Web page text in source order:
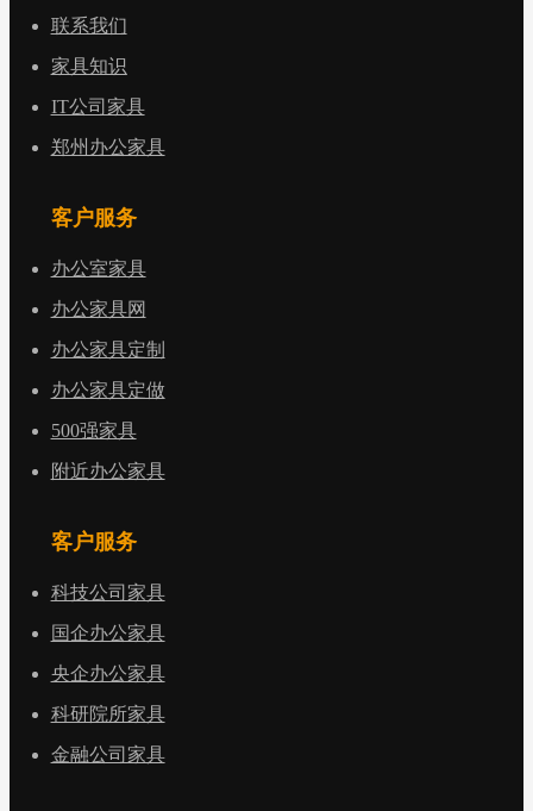
联系我们
家具知识
IT公司家具
郑州办公家具
客户服务
办公室家具
办公家具网
办公家具定制
办公家具定做
500强家具
附近办公家具
客户服务
科技公司家具
国企办公家具
央企办公家具
科研院所家具
金融公司家具